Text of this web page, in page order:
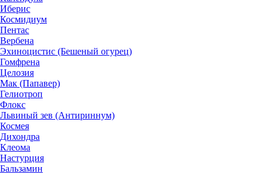
Иберис
Космидиум
Пентас
Вербена
Эхиноцистис (Бешеный огурец)
Гомфрена
Целозия
Мак (Папавер)
Гелиотроп
Флокс
Львиный зев (Антириннум)
Космея
Дихондра
Клеома
Настурция
Бальзамин